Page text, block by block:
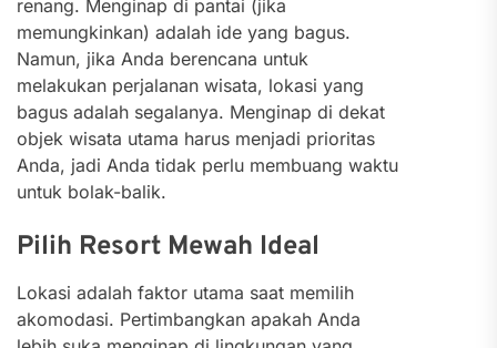
renang. Menginap di pantai (jika
memungkinkan) adalah ide yang bagus.
Namun, jika Anda berencana untuk
melakukan perjalanan wisata, lokasi yang
bagus adalah segalanya. Menginap di dekat
objek wisata utama harus menjadi prioritas
Anda, jadi Anda tidak perlu membuang waktu
untuk bolak-balik.
Pilih Resort Mewah Ideal
Lokasi adalah faktor utama saat memilih
akomodasi. Pertimbangkan apakah Anda